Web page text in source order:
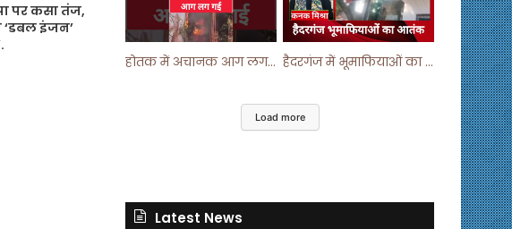
पर कसा तंज,
इंजन’
होतक में अचानक आग लगने से मचा हड़कंप ! #shortsfeed #shorts #viralshorts हैदरगंज में भूमाफियाओं का आतंक ! #upnews #viral #viralvideo
Load more
Latest News